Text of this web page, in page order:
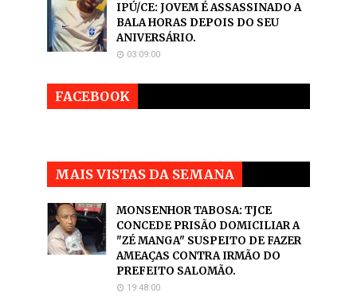
IPÚ/CE: JOVEM É ASSASSINADO A
BALA HORAS DEPOIS DO SEU
ANIVERSÁRIO.
03:09:00
FACEBOOK
MAIS VISTAS DA SEMANA
MONSENHOR TABOSA: TJCE
CONCEDE PRISÃO DOMICILIAR A
"ZÉ MANGA" SUSPEITO DE FAZER
AMEAÇAS CONTRA IRMÃO DO
PREFEITO SALOMÃO.
19:48:00